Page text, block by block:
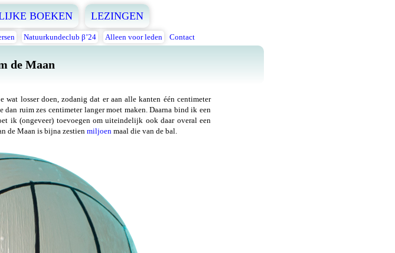
BOEKEN LEZINGEN
Natuurkundeclub β’24 Alleen voor leden Contact
de Maan
losser doen, zodanig dat er aan alle kanten één centimeter
ruim zes centimeter langer moet maken. Daarna bind ik een
ik (ongeveer) toevoegen om uiteindelijk ook daar overal een
de Maan is bijna zestien miljoen maal die van de bal.